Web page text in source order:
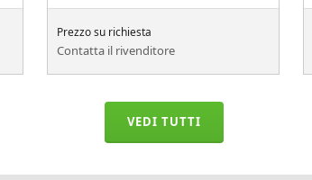
Prezzo su richiesta
Contatta il rivenditore
VEDI TUTTI